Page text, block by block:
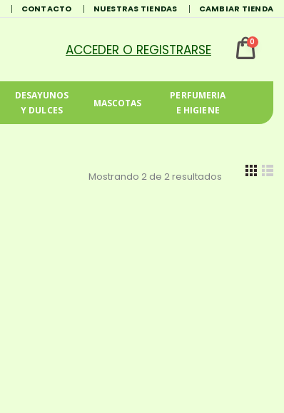
CONTACTO NUESTRAS TIENDAS CAMBIAR TIENDA
0
DESAYUNOS
Y DULCES
MASCOTAS
PERFUMERIA
E HIGIENE
Mostrando 2 de 2 resultados